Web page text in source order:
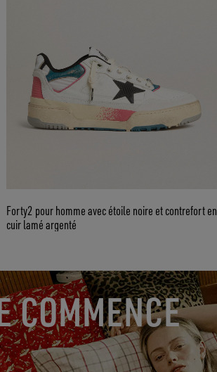
Forty2 pour homme avec étoile noire et contrefort en
cuir lamé argenté
COMMENCE